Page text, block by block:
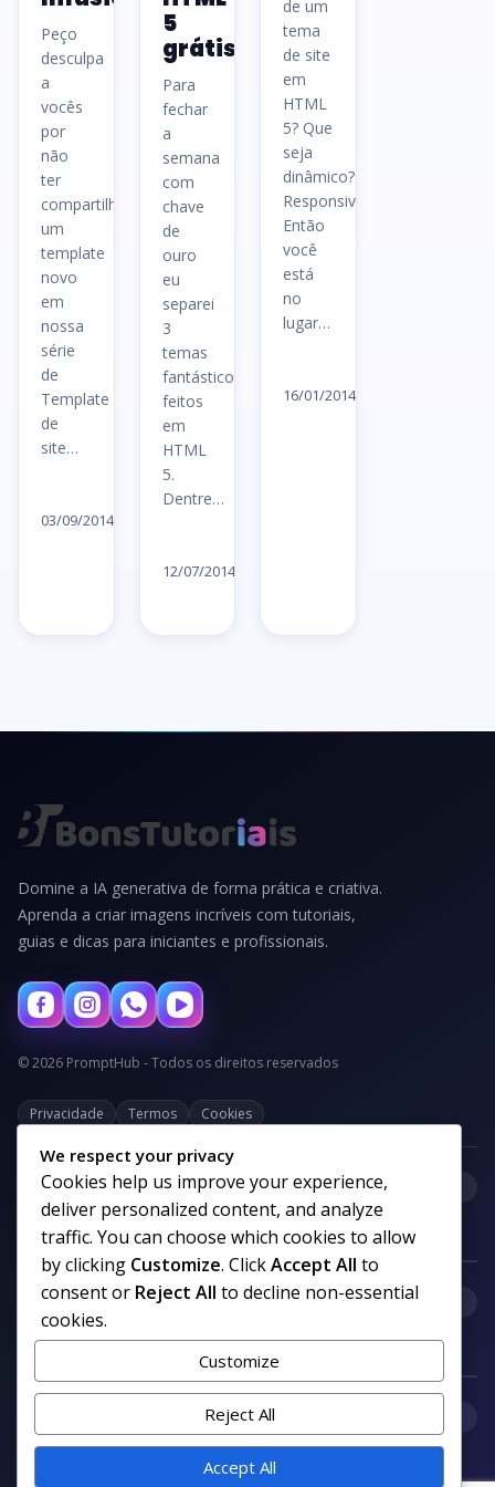
Peço
desculpa
a
vocês
por
não
ter
compartilhado
um
template
novo
em
nossa
série
de
Template
de
site…
03/09/2014
5
grátis
Para
fechar
a
semana
com
chave
de
ouro
eu
separei
3
temas
fantásticos
feitos
em
HTML
5.
Dentre…
12/07/2014
de um
tema
de site
em
HTML
5? Que
seja
dinâmico?
Responsivo?
Então
você
está
no
lugar…
16/01/2014
Domine a IA generativa de forma prática e criativa.
Aprenda a criar imagens incríveis com tutoriais,
guias e dicas para iniciantes e profissionais.
© 2026 PromptHub - Todos os direitos reservados
Privacidade Termos Cookies
Categorias
Links uteis
We respect your privacy
Cookies help us improve your experience,
deliver personalized content, and analyze
traffic. You can choose which cookies to allow
by clicking Customize. ClickAccept All to
consent or Reject All to decline non-essential
cookies.
Customize
Reject All
Accept All